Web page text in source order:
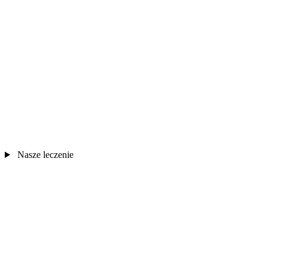
Nasze leczenie